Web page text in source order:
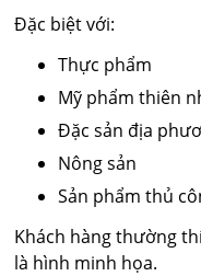
Đặc biệt với:
Thực phẩm
Mỹ phẩm thiên
Đặc sản địa
Nông sản
Sản phẩm thủ
Khách hàng thường
là hình minh họa.